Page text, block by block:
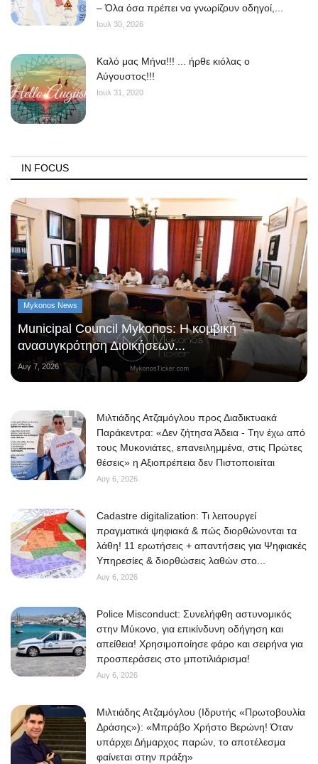
– Όλα όσα πρέπει να γνωρίζουν οδηγοί,...
Ιουλ 30, 2026
Kαλό μας Μήνα!!! ... ήρθε κιόλας ο
Αύγουστος!!!
Ιουλ 31, 2020
IN FOCUS
Mykonos News
Municipal Council Mykonos: Η κομβική
ανασυγκρότηση Διοικήσεων...
Αυγ 7, 2026
Μιλτιάδης Ατζαμόγλου προς Διαδικτυακά
Παράκεντρα: «Δεν ζήτησα Άδεια - Την έχω από
τους Μυκονιάτες, επανειλημμένα, στις Πρώτες
θέσεις» η Αξιοπρέπεια δεν Πιστοποιείται
Αυγ 6, 2026
Cadastre digitalization: Τι λειτουργεί
πραγματικά ψηφιακά & πώς διορθώνονται τα
λάθη! 11 ερωτήσεις + απαντήσεις για Ψηφιακές
Υπηρεσίες & διορθώσεις λαθών στο...
Αυγ 6, 2026
Police Misconduct: Συνελήφθη αστυνομικός
στην Μύκονο, για επικίνδυνη οδήγηση και
απείθεια! Χρησιμοποίησε φάρο και σειρήνα για
προσπεράσεις στο μποτιλιάρισμα!
Αυγ 6, 2026
Μιλτιάδης Ατζαμόγλου (Ιδρυτής «Πρωτοβουλία
Δράσης»): «Μπράβο Χρήστο Βερώνη! Όταν
υπάρχει Δήμαρχος παρών, το αποτέλεσμα
φαίνεται στην πράξη»